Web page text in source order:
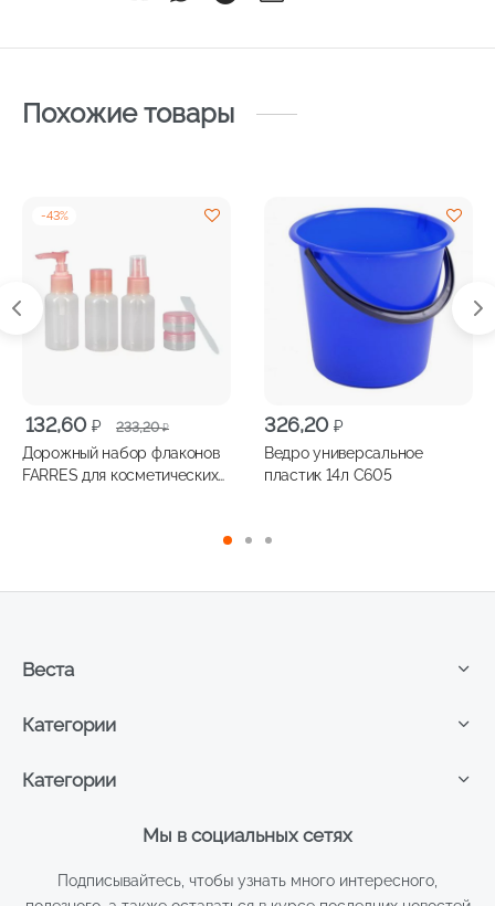
Похожие товары
-43%
233,20₽
Первоначальная
цена
составляла
132,60 ₽
Текущая
цена:
132,60 ₽.
Дорожный набор флаконов
FARRES для косметических
326,20 ₽
Ведро универсальное
пластик 14л С605
Мы в социальных сетях
Подписывайтесь, чтобы узнать много интересного,
Категории
Категории
Веста